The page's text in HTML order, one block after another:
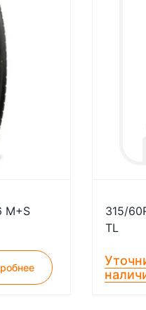
M+S
315/
TL